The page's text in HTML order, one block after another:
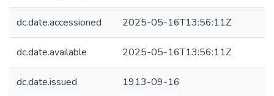
dc.date.accessioned 2025-05-16T13:56:11Z
dc.date.available 2025-05-16T13:56:11Z
dc.date.issued 1913-09-16